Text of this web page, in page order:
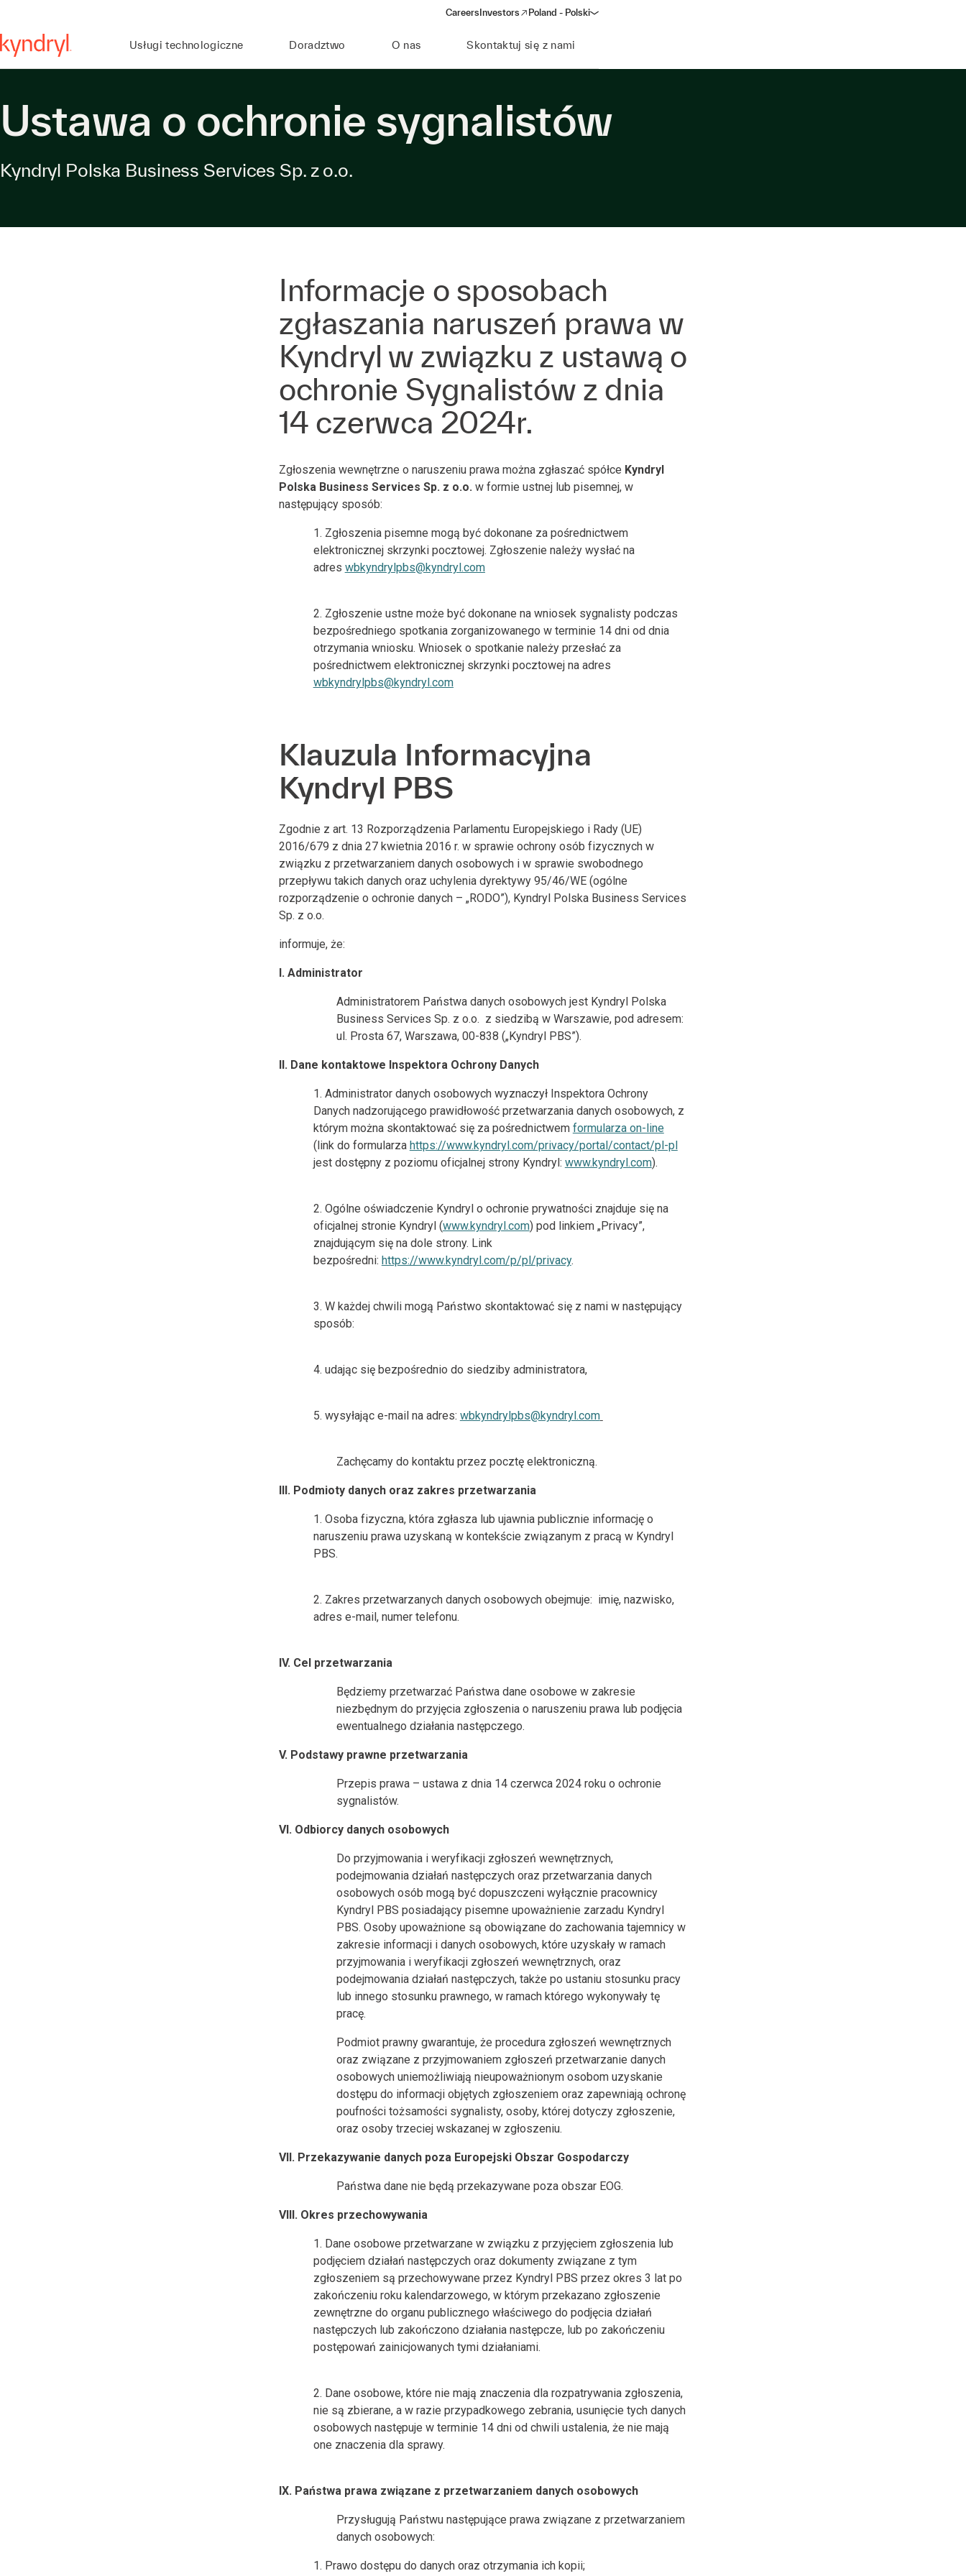
Careers Investors
(opens in a new window)
Poland - Polski
Usługi technologiczne Doradztwo O nas Skontaktuj się z nami
Ustawa o ochronie sygnalistów
Kyndryl Polska Business Services Sp. z o.o.
Informacje o sposobach
zgłaszania naruszeń prawa w
Kyndryl w związku z ustawą o
ochronie Sygnalistów z dnia
14 czerwca 2024r.
Zgłoszenia wewnętrzne o naruszeniu prawa można zgłaszać spółce Kyndryl
Polska Business Services Sp. z o.o. w formie ustnej lub pisemnej, w
następujący sposób:
Zgłoszenia pisemne mogą być dokonane za pośrednictwem
elektronicznej skrzynki pocztowej. Zgłoszenie należy wysłać na
adres wbkyndrylpbs@kyndryl.com
Zgłoszenie ustne może być dokonane na wniosek sygnalisty podczas
bezpośredniego spotkania zorganizowanego w terminie 14 dni od dnia
otrzymania wniosku. Wniosek o spotkanie należy przesłać za
pośrednictwem elektronicznej skrzynki pocztowej na adres
wbkyndrylpbs@kyndryl.com
Klauzula Informacyjna
Kyndryl PBS
Zgodnie z art. 13 Rozporządzenia Parlamentu Europejskiego i Rady (UE)
2016/679 z dnia 27 kwietnia 2016 r. w sprawie ochrony osób fizycznych w
związku z przetwarzaniem danych osobowych i w sprawie swobodnego
przepływu takich danych oraz uchylenia dyrektywy 95/46/WE (ogólne
rozporządzenie o ochronie danych – „RODO”), Kyndryl Polska Business Services
Sp. z o.o.
informuje, że:
I. Administrator
Administratorem Państwa danych osobowych jest Kyndryl Polska
Business Services Sp. z o.o. z siedzibą w Warszawie, pod adresem:
ul. Prosta 67, Warszawa, 00-838 („Kyndryl PBS”).
II. Dane kontaktowe Inspektora Ochrony Danych
Administrator danych osobowych wyznaczył Inspektora Ochrony
Danych nadzorującego prawidłowość przetwarzania danych osobowych, z
którym można skontaktować się za pośrednictwem formularza on-line
(link do formularza https://www.kyndryl.com/privacy/portal/contact/pl-pl
jest dostępny z poziomu oficjalnej strony Kyndryl: www.kyndryl.com).
Ogólne oświadczenie Kyndryl o ochronie prywatności znajduje się na
oficjalnej stronie Kyndryl (www.kyndryl.com) pod linkiem „Privacy”,
znajdującym się na dole strony. Link
bezpośredni: https://www.kyndryl.com/p/pl/privacy.
W każdej chwili mogą Państwo skontaktować się z nami w następujący
sposób:
udając się bezpośrednio do siedziby administratora,
wysyłając e-mail na adres: wbkyndrylpbs@kyndryl.com
Zachęcamy do kontaktu przez pocztę elektroniczną.
III. Podmioty danych oraz zakres przetwarzania
Osoba fizyczna, która zgłasza lub ujawnia publicznie informację o
naruszeniu prawa uzyskaną w kontekście związanym z pracą w Kyndryl
PBS.
Zakres przetwarzanych danych osobowych obejmuje: imię, nazwisko,
adres e-mail, numer telefonu.
IV. Cel przetwarzania
Będziemy przetwarzać Państwa dane osobowe w zakresie
niezbędnym do przyjęcia zgłoszenia o naruszeniu prawa lub podjęcia
ewentualnego działania następczego.
V. Podstawy prawne przetwarzania
Przepis prawa – ustawa z dnia 14 czerwca 2024 roku o ochronie
sygnalistów.
VI. Odbiorcy danych osobowych
Do przyjmowania i weryfikacji zgłoszeń wewnętrznych,
podejmowania działań następczych oraz przetwarzania danych
osobowych osób mogą być dopuszczeni wyłącznie pracownicy
Kyndryl PBS posiadający pisemne upoważnienie zarzadu Kyndryl
PBS. Osoby upoważnione są obowiązane do zachowania tajemnicy w
zakresie informacji i danych osobowych, które uzyskały w ramach
przyjmowania i weryfikacji zgłoszeń wewnętrznych, oraz
podejmowania działań następczych, także po ustaniu stosunku pracy
lub innego stosunku prawnego, w ramach którego wykonywały tę
pracę.
Podmiot prawny gwarantuje, że procedura zgłoszeń wewnętrznych
oraz związane z przyjmowaniem zgłoszeń przetwarzanie danych
osobowych uniemożliwiają nieupoważnionym osobom uzyskanie
dostępu do informacji objętych zgłoszeniem oraz zapewniają ochronę
poufności tożsamości sygnalisty, osoby, której dotyczy zgłoszenie,
oraz osoby trzeciej wskazanej w zgłoszeniu.
VII. Przekazywanie danych poza Europejski Obszar Gospodarczy
Państwa dane nie będą przekazywane poza obszar EOG.
VIII. Okres przechowywania
Dane osobowe przetwarzane w związku z przyjęciem zgłoszenia lub
podjęciem działań następczych oraz dokumenty związane z tym
zgłoszeniem są przechowywane przez Kyndryl PBS przez okres 3 lat po
zakończeniu roku kalendarzowego, w którym przekazano zgłoszenie
zewnętrzne do organu publicznego właściwego do podjęcia działań
następczych lub zakończono działania następcze, lub po zakończeniu
postępowań zainicjowanych tymi działaniami.
Dane osobowe, które nie mają znaczenia dla rozpatrywania zgłoszenia,
nie są zbierane, a w razie przypadkowego zebrania, usunięcie tych danych
osobowych następuje w terminie 14 dni od chwili ustalenia, że nie mają
one znaczenia dla sprawy.
IX. Państwa prawa związane z przetwarzaniem danych osobowych
Przysługują Państwu następujące prawa związane z przetwarzaniem
danych osobowych:
Prawo dostępu do danych oraz otrzymania ich kopii;